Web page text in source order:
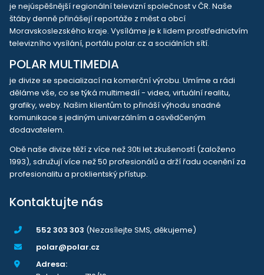
je nejúspěšnější regionální televizní společnost v ČR. Naše
štáby denně přinášejí reportáže z měst a obcí
Moravskoslezského kraje. Vysíláme je k lidem prostřednictvím
televizního vysílání, portálu polar.cz a sociálních sítí.
POLAR MULTIMEDIA
je divize se specializací na komerční výrobu. Umíme a rádi
děláme vše, co se týká multimedií - videa, virtuální realitu,
grafiky, weby. Našim klientům to přináší výhodu snadné
komunikace s jediným univerzálním a osvědčeným
dodavatelem.
Obě naše divize těží z více než 30ti let zkušeností (založeno
1993), sdružují více než 50 profesionálů a drží řadu ocenění za
profesionalitu a proklientský přístup.
Kontaktujte nás
552 303 303 (Nezasílejte SMS, děkujeme)
polar@polar.cz
Adresa: